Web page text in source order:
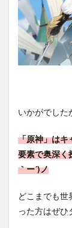
いかがでした
「原神」はキ
要素で奥深く
｀ー´)ノ
どこまでも世
った方はぜひ